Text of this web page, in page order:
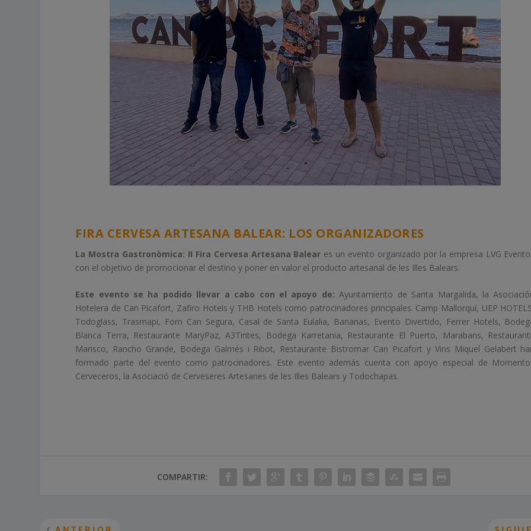
FIRA CERVESA ARTESANA BALEAR: LOS ORGANIZADORES
La Mostra Gastronòmica: II Fira Cervesa Artesana Balear es un evento organizado por la empresa LVG
con el objetivo de promocionar el destino y poner en valor el producto artesanal de les Illes Balears.
Este evento se ha podido llevar a cabo con el apoyo de:Ayuntamiento de Santa Margalida, la
Hotelera de Can Picafort, Zafiro Hotels y THB Hotels como patrocinadores principales. Camp Mallorquí, UEP
Todoglass, Trasmapi, Forn Can Segura, Casal de Santa Eulalia, Bananas, Evento Divertido, Ferrer Hotels,
Blanca Terra, Restaurante MaryPaz, A3Tintes, Bodega Karretania, Restaurante El Puerto, Marabans,
Marisco, Rancho Grande, Bodega Galmés i Ribot, Restaurante Bistromar Can Picafort y Vins Miquel Gelabert
formado parte del evento como patrocinadores. Este evento además cuenta con apoyo especial de
Cerveceros, la Asociació de Cerveseres Artesanes de les Illes Balears y Todochapas.
COMPARTIR: